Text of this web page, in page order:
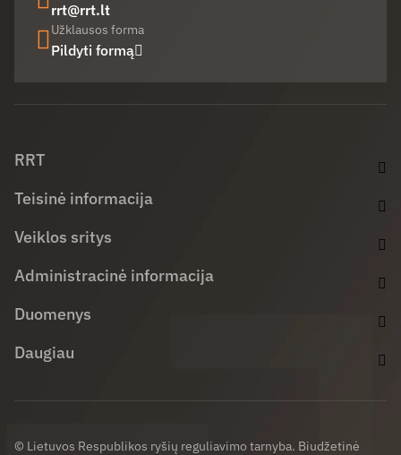
rrt@rrt.lt
Užklausos forma
Pildyti formą
RRT
Teisinė informacija
Veiklos sritys
Administracinė informacija
Duomenys
Daugiau
© Lietuvos Respublikos ryšių reguliavimo tarnyba. Biudžetinė